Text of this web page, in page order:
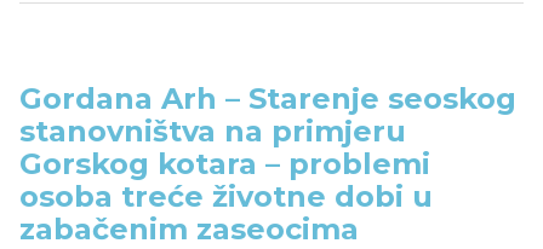
Gordana Arh – Starenje seoskog
stanovništva na primjeru
Gorskog kotara – problemi
osoba treće životne dobi u
zabačenim zaseocima